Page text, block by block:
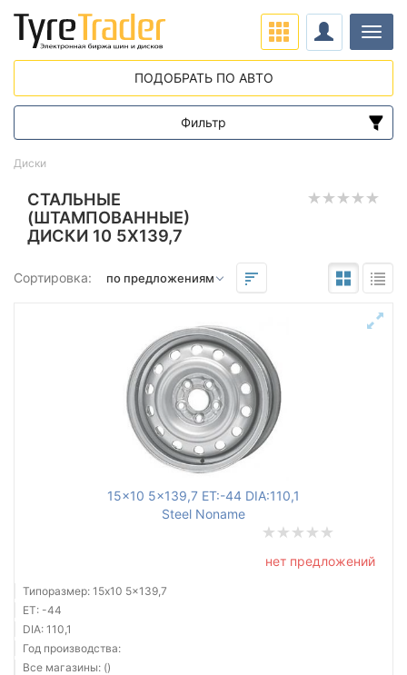
СТАЛЬНЫЕ
(ШТАМПОВАННЫЕ)
ДИСКИ 10 5X139,7
Сортировка:
15x10 5x139,7 ET:-44 DIA:110,1
Steel Noname
нет предложений
Типоразмер: 15x10 5x139,7
ET: -44
DIA: 110,1
Год производства:
Все магазины: ()
Диски
ПОДОБРАТЬ ПО АВТО
Фильтр
от
Подбор по параметрам
до
до
Тип диска